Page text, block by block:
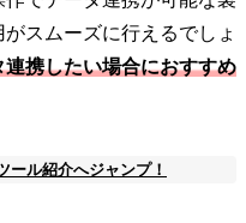
スムーズに行えるでしょ
携したい場合におすすめ
ール紹介へジャンプ！